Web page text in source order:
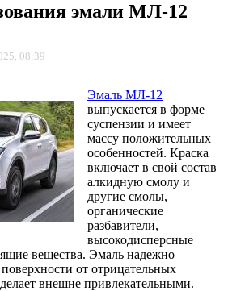
эмали МЛ-12
08:39
Эмаль МЛ-12
выпускается в форме
суспензии и имеет
массу положительных
особенностей. Краска
включает в свой состав
алкидную смолу и
другие смолы,
органические
разбавители,
высокодисперсные
вещества. Эмаль надежно
от отрицательных
внешне привлекательными.